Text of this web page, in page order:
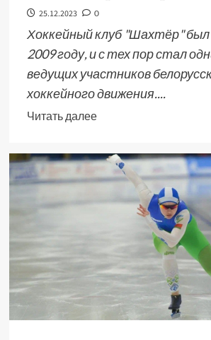
25.12.2023 0
Хоккейный клуб "Шахтёр" был
2009 году, и с тех пор стал
ведущих участников
хоккейного движения....
Читать далее